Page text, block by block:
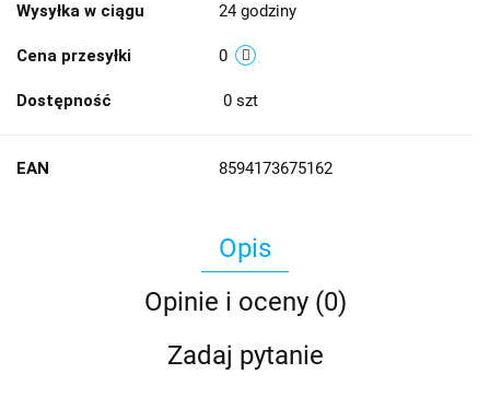
Wysyłka w ciągu 24 godziny
Cena przesyłki 0
Dostępność 0 szt
EAN 8594173675162
Opis
Opinie i oceny (0)
Zadaj pytanie